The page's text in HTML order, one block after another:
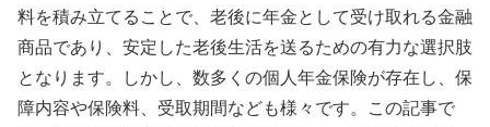
料を積み立てることで、老後に年金として受け取れる金融
商品であり、安定した老後生活を送るための有力な選択肢
となります。しかし、数多くの個人年金保険が存在し、保
障内容や保険料、受取期間なども様々です。この記事で